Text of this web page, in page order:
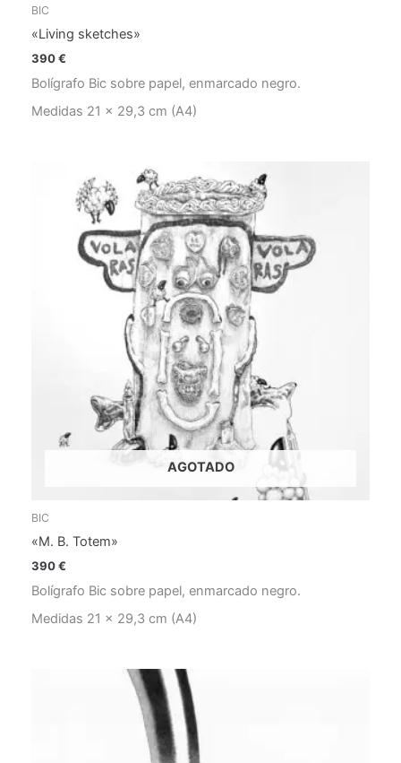
BIC
«Living sketches»
390€
Bolígrafo Bic sobre papel, enmarcado negro.
Medidas 21 x 29,3 cm (A4)
AGOTADO
BIC
«M. B. Totem»
390€
Bolígrafo Bic sobre papel, enmarcado negro.
Medidas 21 x 29,3 cm (A4)